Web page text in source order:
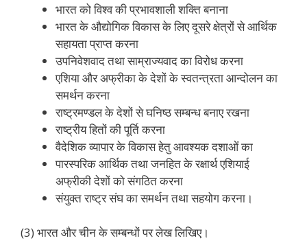
भारत को विश्व की प्रभावशाली शक्ति बनाना
भारत के औद्योगिक विकास के लिए दूसरे क्षेत्रों से आर्थिक
सहायता प्राप्त करना
उपनिवेशवाद तथा साम्राज्यवाद का विरोध करना
एशिया और अफ्रीका के देशों के स्वतन्त्रता आन्दोलन का
समर्थन करना
राष्ट्रमण्डल के देशों से घनिष्ठ सम्बन्ध बनाए रखना
राष्ट्रीय हितों की पूर्ति करना
वैदेशिक व्यापार के विकास हेतु आवश्यक दशाओं का
पारस्परिक आर्थिक तथा जनहित के रक्षार्थ एशियाई
अफ्रीकी देशों को संगठित करना
संयुक्त राष्ट्र संघ का समर्थन तथा सहयोग करना।
(3) भारत और चीन के सम्बन्धों पर लेख लिखिए।